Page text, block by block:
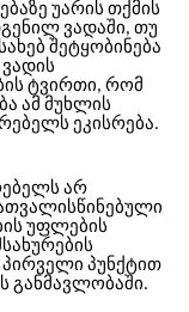
უარის თქმის
ვადაში, თუ
შეტყობინება
ტვირთი, რომ
ამ მუხლის
ეკისრება.
არ
უფლების
პუნქტით
განმავლობაში.